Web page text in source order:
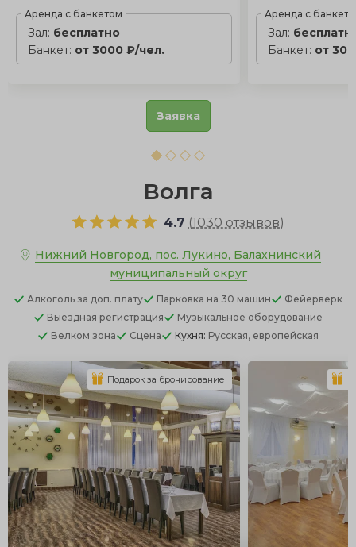
Аренда с банкетом
Зал: бесплатно
Банкет: от 3000 ₽/чел.
Аренда с
Зал:
Банкет: от
Заявка
Волга
4.7 (1030 отзывов)
Нижний Новгород, пос. Лукино, Балахнинский
муниципальный округ
Алкоголь за доп. плату Парковка на 30 машин
Фейерверк
Выездная регистрация
Музыкальное оборудование
Велком зона
Сцена Кухня: Русская, европейская
Подарок за бронирование